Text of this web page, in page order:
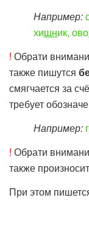
Например:
хищник, ово
! Обрати
также пишутся
смягчается за
требует
Например:
! Обрати
также
При этом